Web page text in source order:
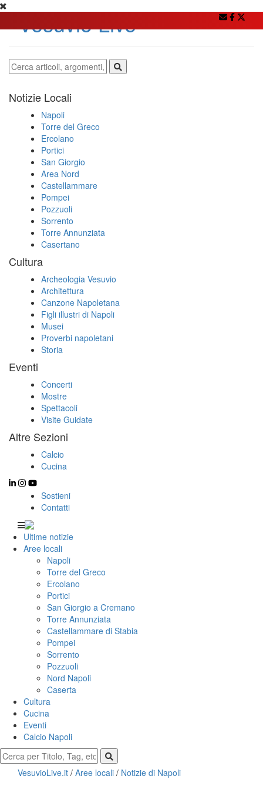
Notizie Locali
Napoli
Torre del Greco
Ercolano
Portici
San Giorgio
Area Nord
Castellammare
Pompei
Pozzuoli
Sorrento
Torre Annunziata
Casertano
Cultura
Archeologia Vesuvio
Architettura
Canzone Napoletana
Figli illustri di Napoli
Musei
Proverbi napoletani
Storia
Eventi
Concerti
Mostre
Spettacoli
Visite Guidate
Altre Sezioni
Calcio
Cucina
Sostieni
Contatti
Ultime notizie
Aree locali
Napoli
Torre del Greco
Ercolano
Portici
San Giorgio a Cremano
Torre Annunziata
Castellammare di Stabia
Pompei
Sorrento
Pozzuoli
Nord Napoli
Caserta
Cultura
Cucina
Eventi
Calcio Napoli
VesuvioLive.it / Aree locali / Notizie di Napoli